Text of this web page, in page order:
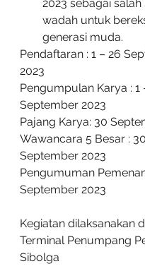
2023 sebagai salah
wadah untuk
generasi muda.
Pendaftaran : 1 – 26
2023
Pengumpulan Karya : 1
September 2023
Pajang Karya: 30
Wawancara 5 Besar : 30
September 2023
Pengumuman
September 2023
Kegiatan dilaksanakan
Terminal Penumpang
Sibolga